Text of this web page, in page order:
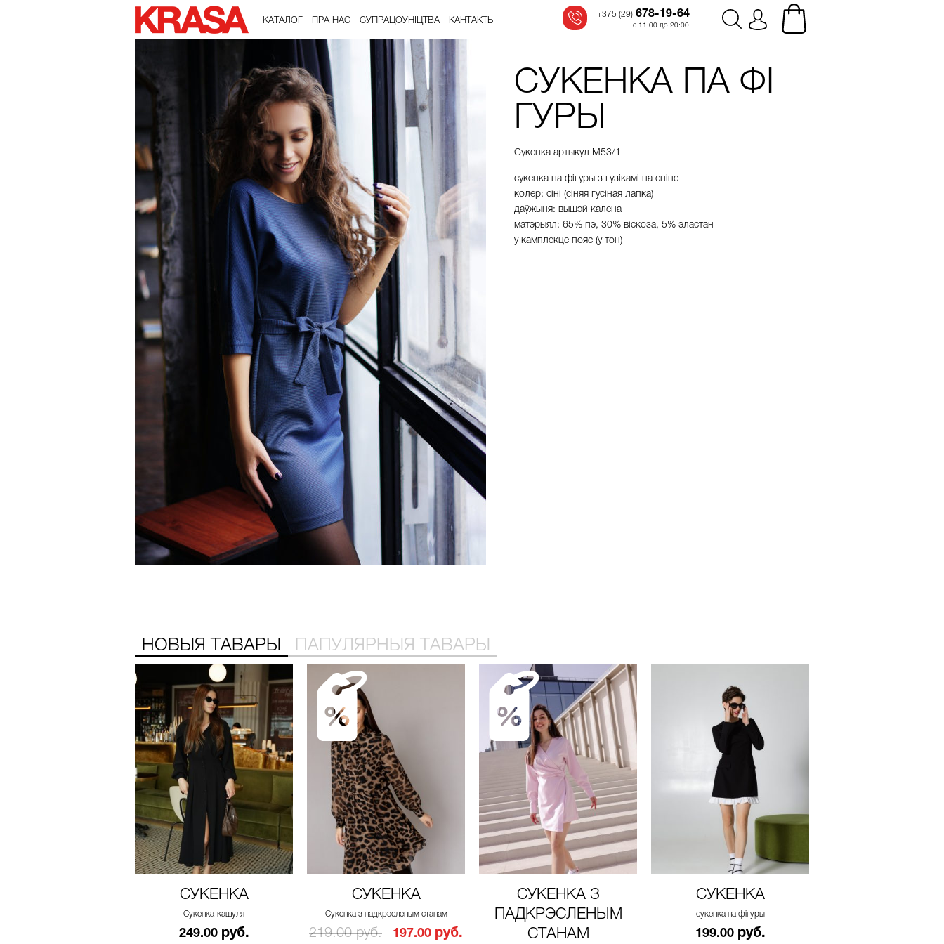
КАТАЛОГ ПРА НАС СУПРАЦОЎНІЦТВА КАНТАКТЫ
+375 (29) 678-19-64‬
с 11:00 до 20:00
СУКЕНКА ПА ФІ
ГУРЫ
Сукенка артыкул М53/1
сукенка па фігуры з гузікамі па спіне
колер: сіні (сіняя гусіная лапка)
даўжыня: вышэй калена
матэрыял: 65% пэ, 30% віскоза, 5% эластан
у камплекце пояс (у тон)
НОВЫЯ ТАВАРЫ ПАПУЛЯРНЫЯ ТАВАРЫ
СУКЕНКА
Сукенка-кашуля
249.00 руб.
СУКЕНКА
Сукенка з падкрэсленым станам
219.00 руб. 197.00 руб.
СУКЕНКА З
ПАДКРЭСЛЕНЫМ
СТАНАМ
СУКЕНКА
сукенка па фігуры
199.00 руб.